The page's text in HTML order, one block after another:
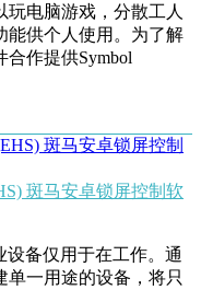
玩电脑游戏，分散工人
供个人使用。为了解
合作提供Symbol
斑马安卓锁屏控制软
备仅用于在工作。通
单一用途的设备，将只